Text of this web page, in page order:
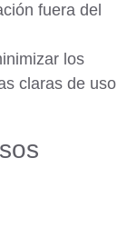
fuera del
los
claras de uso